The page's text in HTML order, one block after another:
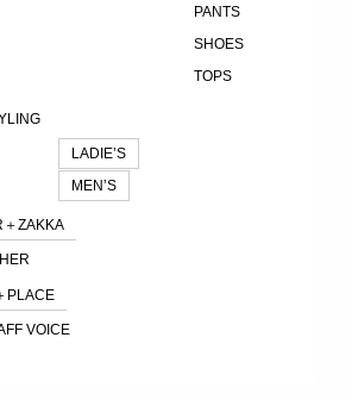
PANTS
SHOES
TOPS
LADIE’S
MEN’S
＋ZAKKA
PLACE
VOICE